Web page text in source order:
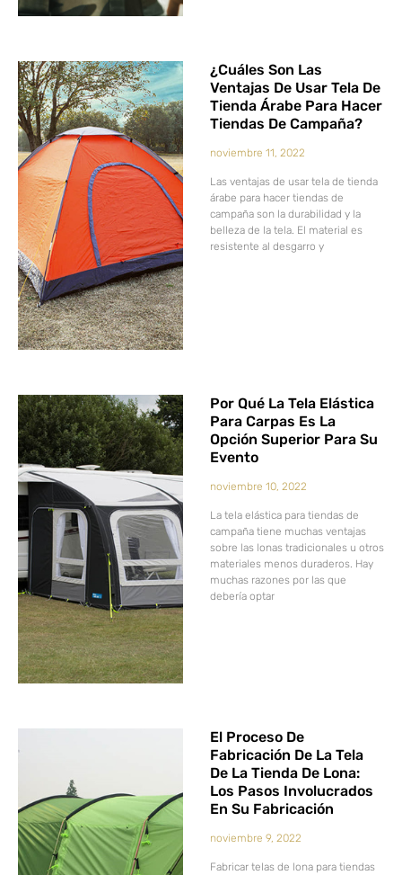
¿Cuáles Son Las
Ventajas De Usar Tela De
Tienda Árabe Para Hacer
Tiendas De Campaña?
noviembre 11, 2022
Las ventajas de usar tela de tienda
árabe para hacer tiendas de
campaña son la durabilidad y la
belleza de la tela. El material es
resistente al desgarro y
Por Qué La Tela Elástica
Para Carpas Es La
Opción Superior Para Su
Evento
noviembre 10, 2022
La tela elástica para tiendas de
campaña tiene muchas ventajas
sobre las lonas tradicionales u otros
materiales menos duraderos. Hay
muchas razones por las que
debería optar
El Proceso De
Fabricación De La Tela
De La Tienda De Lona:
Los Pasos Involucrados
En Su Fabricación
noviembre 9, 2022
Fabricar telas de lona para tiendas